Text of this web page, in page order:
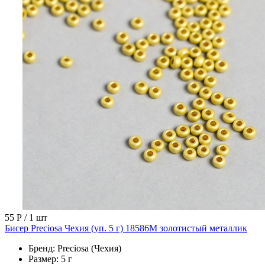
55 Р / 1 шт
Бисер Preciosa Чехия (уп. 5 г) 18586М золотистый металлик
Бренд: Preciosa (Чехия)
Размер: 5 г